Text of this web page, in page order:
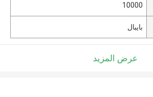
10000
بايبال
عرض المزيد